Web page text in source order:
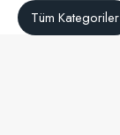
Tüm Kategoriler